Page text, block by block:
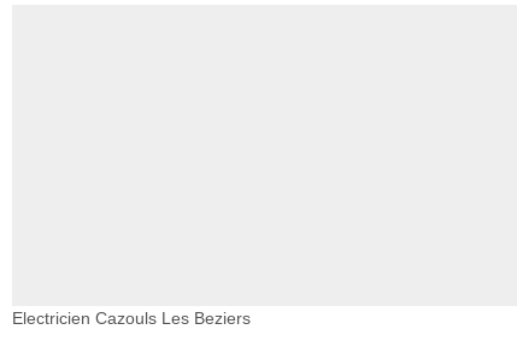
Electricien Cazouls Les Beziers